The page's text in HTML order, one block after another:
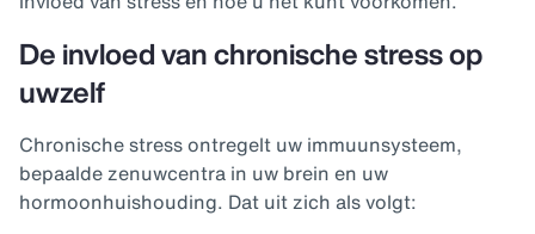
De invloed van chronische stress op
uwzelf
Chronische stress ontregelt uw immuunsysteem,
bepaalde zenuwcentra in uw brein en uw
hormoonhuishouding. Dat uit zich als volgt: